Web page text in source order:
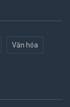
Văn hóa